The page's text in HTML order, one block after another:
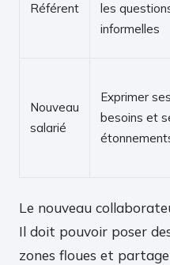
Référent
les
informelles
Nouveau
salarié
Exprimer ses
besoins et
Le nouveau
Il doit pouvoir poser
zones floues et